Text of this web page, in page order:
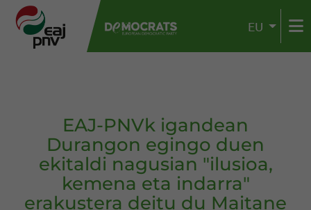
EU
EAJ-PNVk igandean
Durangon egingo duen
ekitaldi nagusian "ilusioa,
kemena eta indarra"
erakustera deitu du Maitane